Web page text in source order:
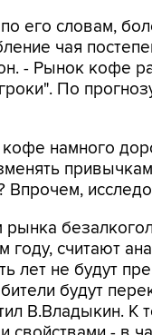
его словам,
чая
- Рынок кофе
По
кофе намного
Впрочем,
году, считают
лет не будут
будут
В.Владыкин. К